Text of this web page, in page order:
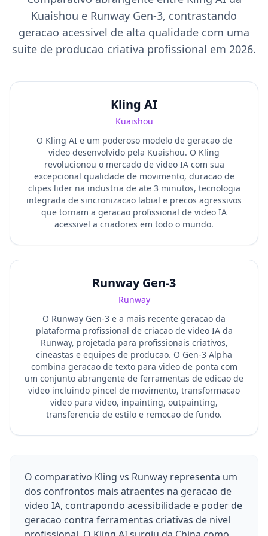
Kuaishou e Runway Gen-3, contrastando
geracao acessivel de alta qualidade com uma
suite de producao criativa profissional em 2026.
Kling AI
Kuaishou
O Kling AI e um poderoso modelo de geracao de
video desenvolvido pela Kuaishou. O Kling
revolucionou o mercado de video IA com sua
excepcional qualidade de movimento, duracao de
clipes lider na industria de ate 3 minutos, tecnologia
integrada de sincronizacao labial e precos agressivos
que tornam a geracao profissional de video IA
acessivel a criadores em todo o mundo.
Runway Gen-3
Runway
O Runway Gen-3 e a mais recente geracao da
plataforma profissional de criacao de video IA da
Runway, projetada para profissionais criativos,
cineastas e equipes de producao. O Gen-3 Alpha
combina geracao de texto para video de ponta com
um conjunto abrangente de ferramentas de edicao de
video incluindo pincel de movimento, transformacao
video para video, inpainting, outpainting,
transferencia de estilo e remocao de fundo.
O comparativo Kling vs Runway representa um
dos confrontos mais atraentes na geracao de
video IA, contrapondo acessibilidade e poder de
geracao contra ferramentas criativas de nivel